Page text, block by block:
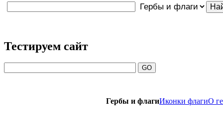
Тестируем сайт
Гербы и флагиИконки флагиO